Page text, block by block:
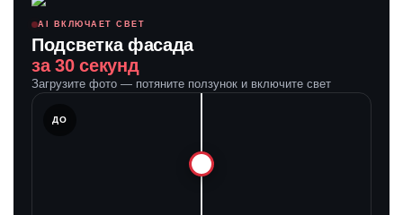
AI ВКЛЮЧАЕТ СВЕТ
Подсветка фасада
за 30 секунд
Загрузите фото — потяните ползунок и включите свет
ДО